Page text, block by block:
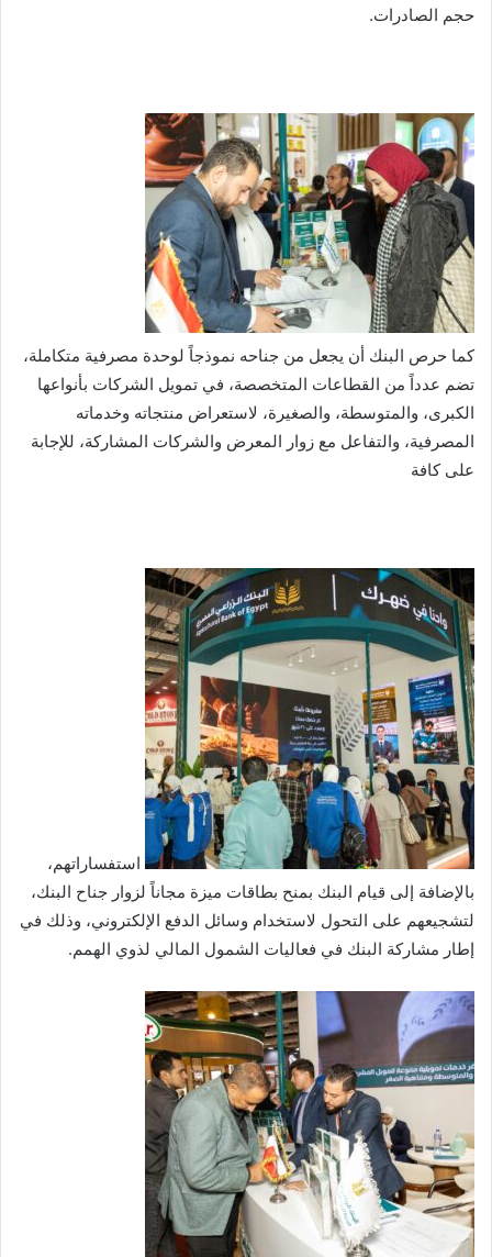
حجم الصادرات.
كما حرص البنك أن يجعل من جناحه نموذجاً لوحدة مصرفية متكاملة،
تضم عدداً من القطاعات المتخصصة، في تمويل الشركات بأنواعها
الكبرى، والمتوسطة، والصغيرة، لاستعراض منتجاته وخدماته
المصرفية، والتفاعل مع زوار المعرض والشركات المشاركة، للإجابة
على كافة
استفساراتهم،
بالإضافة إلى قيام البنك بمنح بطاقات ميزة مجاناً لزوار جناح البنك،
لتشجيعهم على التحول لاستخدام وسائل الدفع الإلكتروني، وذلك في
إطار مشاركة البنك في فعاليات الشمول المالي لذوي الهمم.